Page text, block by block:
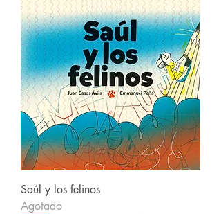
Saúl y los felinos
Agotado